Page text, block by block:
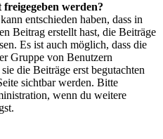
werden?
entschieden haben, dass in
Beitrag erstellt hast, die Beiträge
Es ist auch möglich, dass die
Gruppe von Benutzern
die Beiträge erst begutachten
sichtbar werden. Bitte
wenn du weitere